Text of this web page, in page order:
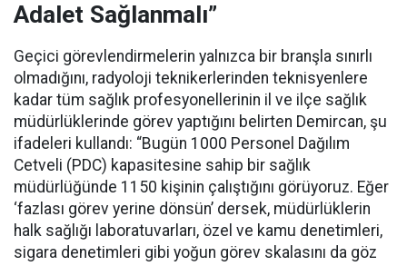
Adalet Sağlanmalı”
Geçici görevlendirmelerin yalnızca bir branşla sınırlı
olmadığını, radyoloji teknikerlerinden teknisyenlere
kadar tüm sağlık profesyonellerinin il ve ilçe sağlık
müdürlüklerinde görev yaptığını belirten Demircan, şu
ifadeleri kullandı: “Bugün 1000 Personel Dağılım
Cetveli (PDC) kapasitesine sahip bir sağlık
müdürlüğünde 1150 kişinin çalıştığını görüyoruz. Eğer
‘fazlası görev yerine dönsün’ dersek, müdürlüklerin
halk sağlığı laboratuvarları, özel ve kamu denetimleri,
sigara denetimleri gibi yoğun görev skalasını da göz